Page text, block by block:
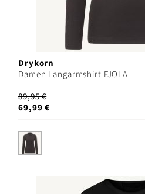
Drykorn
Damen Langarmshirt FJOLA
89,95 €
69,99 €